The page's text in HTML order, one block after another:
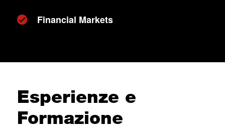
Financial Markets
Esperienze e
Formazione